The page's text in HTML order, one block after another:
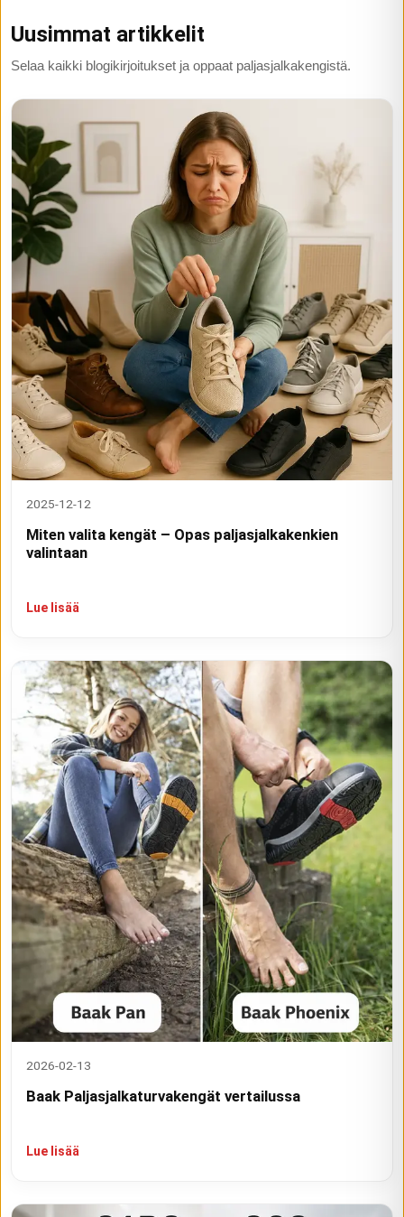
Uusimmat artikkelit
Selaa kaikki blogikirjoitukset ja oppaat paljasjalkakengistä.
2025-12-12
Miten valita kengät – Opas paljasjalkakenkien
valintaan
Lue lisää
2026-02-13
Baak Paljasjalkaturvakengät vertailussa
Lue lisää